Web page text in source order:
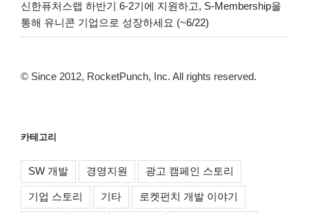
신한퓨처스랩 하반기 6-2기에 지원하고, S-Membership을
통해 유니콘 기업으로 성장하세요 (~6/22)
© Since 2012, RocketPunch, Inc. All rights reserved.
카테고리
SW 개발 경영지원 광고 캠페인 스토리
기업 스토리 기타 로켓펀치 개발 이야기